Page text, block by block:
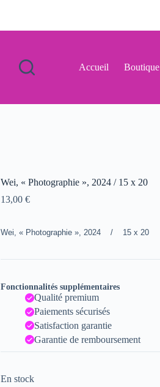
Accueil Boutique
Wei, « Photographie », 2024 / 15 x 20
13,00 €
Wei, « Photographie », 2024 / 15 x 20
Fonctionnalités supplémentaires
Qualité premium
Paiements sécurisés
Satisfaction garantie
Garantie de remboursement
En stock